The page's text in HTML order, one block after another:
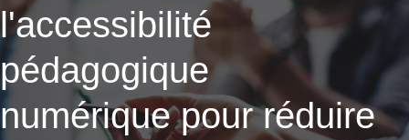
l'accessibilité
pédagogique
numérique pour réduire